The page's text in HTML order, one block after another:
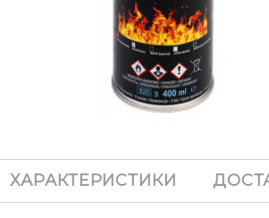
ХАРАКТЕРИСТИКИ